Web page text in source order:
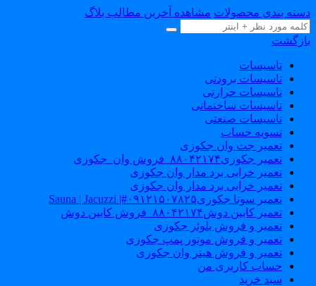
بندی محصولات مشاهده آخرین مطالب بلاگ
تاسیسات
تاسیسات برودتی
تاسیسات حرارتی
تاسیسات ساختمانی
تاسیسات صنعتی
تسویه حساب
تعمیر جت وان جکوزی
تعمیر جکوزی۸۸۰۴۲۱۷۴_فروش وان_جکوزی
تعمیر خرابی برد مدار وان جکوزی
تعمیر خرابی برد مدار وان جکوزی
تعمیر سونا جکوزی۰۹۱۲۱۵۰۷۸۲۵#| Sauna | Jacuzzi
تعمیر کابین دوش۸۸۰۴۲۱۷۴_فروش کابین دوش
تعمیر و فروش بلوئر جکوزی
تعمیر و فروش موتور پمپ جکوزی
تعمیر و فروش هیتر وان جکوزی
حساب کاربری من
سبد خرید